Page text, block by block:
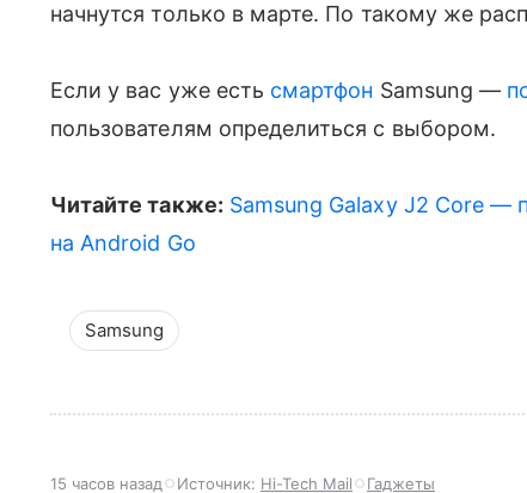
начнутся только в марте. По такому же
Если у вас уже есть смартфон Samsung —
пользователям определиться с выбором.
Читайте также: Samsung Galaxy J2 Core —
на Android Go
Samsung
15 часов назад Источник: Hi-Tech Mail Гаджеты